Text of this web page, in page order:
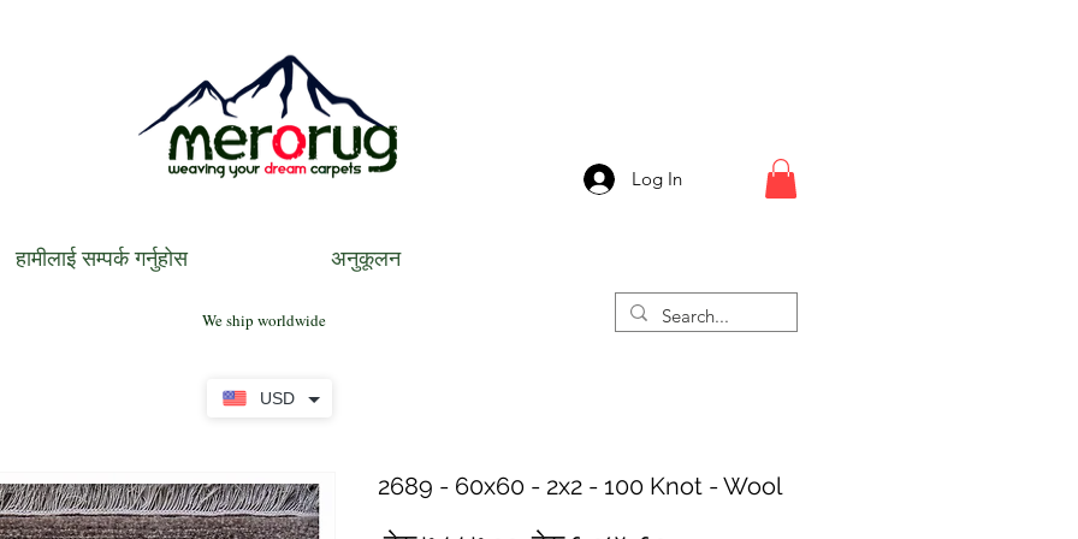
USD
Log In
हामीलाई सम्पर्क गर्नुहोस अनुकूलन
We ship worldwide
2689 - 60x60 - 2x2 - 100 Knot - Wool